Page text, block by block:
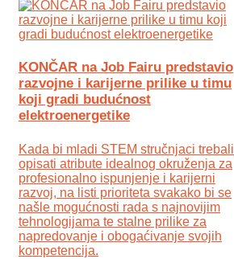
KONČAR na Job Fairu predstavio
razvojne i karijerne prilike u timu
koji gradi budućnost
elektroenergetike
Kada bi mladi STEM stručnjaci trebali
opisati atribute idealnog okruženja za
profesionalno ispunjenje i karijerni
razvoj, na listi prioriteta svakako bi se
našle mogućnosti rada s najnovijim
tehnologijama te stalne prilike za
napredovanje i obogaćivanje svojih
kompetencija.